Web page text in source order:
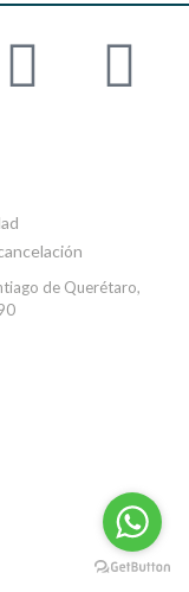
de Querétaro,